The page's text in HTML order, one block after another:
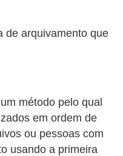
de arquivamento que
método pelo qual
em ordem de
ou pessoas com
usando a primeira